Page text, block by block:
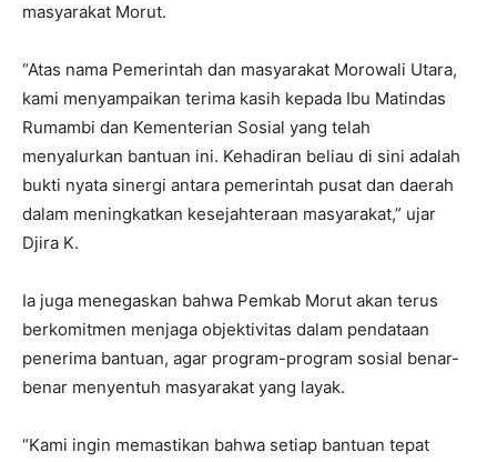
masyarakat Morut.
“Atas nama Pemerintah dan masyarakat Morowali Utara,
kami menyampaikan terima kasih kepada Ibu Matindas
Rumambi dan Kementerian Sosial yang telah
menyalurkan bantuan ini. Kehadiran beliau di sini adalah
bukti nyata sinergi antara pemerintah pusat dan daerah
dalam meningkatkan kesejahteraan masyarakat,” ujar
Djira K.
Ia juga menegaskan bahwa Pemkab Morut akan terus
berkomitmen menjaga objektivitas dalam pendataan
penerima bantuan, agar program-program sosial benar-
benar menyentuh masyarakat yang layak.
“Kami ingin memastikan bahwa setiap bantuan tepat